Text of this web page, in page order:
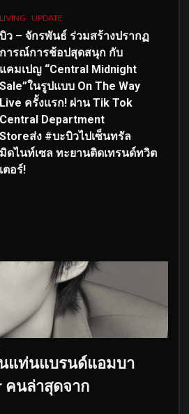
LIVING UPDATE
บิว – จักรพันธ์ ร่วมสร้างปรากฏ
การณ์การช้อปสุดสนุก กับ
แคมเปญ “Central Midnight
Sale”ในรูปแบบ On The Way
Live ครั้งแรก! ผ่าน Tik Tok
Central Department
Storeส่ง #บะบิวไปเซ็นทรัล
มิดไนท์เซล ทะยานติดเทรนด์ทวิต
เตอร์!
แท่นแบรนด์แอมบา
คนล่าสุดจาก